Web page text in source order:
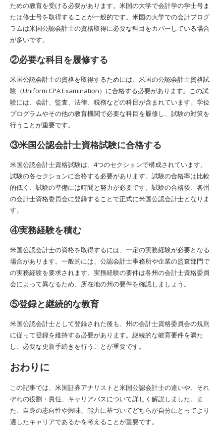
ための教育を受ける必要があります。米国の大学で会計学の学士号ま
たは修士号を取得することが一般的です。米国の大学での会計プログ
ラムは米国公認会計士の資格取得に必要な科目をカバーしている場合
が多いです。
②必要な科目を履修する
米国公認会計士の資格を取得するためには、米国の公認会計士資格試
験（Uniform CPA Examination）に合格する必要があります。この試
験には、会計、監査、法律、税務などの科目が含まれています。学位
プログラムやその他の教育機関で必要な科目を履修し、試験の対策を
行うことが重要です。
③米国公認会計士資格試験に合格する
米国公認会計士資格試験は、4つのセクションで構成されています。
試験の各セクションに合格する必要があります。試験の合格率は比較
的低く、試験の準備には時間と努力が必要です。試験の合格後、各州
の会計士資格委員会に登録することで正式に米国公認会計士となりま
す。
④実務経験を積む
米国公認会計士の資格を取得するには、一定の実務経験が必要となる
場合があります。一般的には、公認会計士事務所や企業の監査部門で
の実務経験を要求されます。実務経験の要件は各州の会計士資格委員
会によって異なるため、所在地の州の要件を確認しましょう。
⑤登録と継続的な教育
米国公認会計士として登録された後も、州の会計士資格委員会の規則
に従って登録を維持する必要があります。継続的な教育要件を満た
し、必要な更新手続きを行うことが重要です。
おわりに
この記事では、米国証券アナリストと米国公認会計士の違いや、それ
ぞれの役割・責任、キャリアパスについて詳しく解説しました。ま
た、自身の志向性や興味、能力に基づいてどちらが自分にとってより
適したキャリアであるかを考えることが重要です。